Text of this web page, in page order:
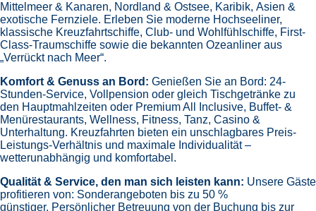
Mittelmeer & Kanaren, Nordland & Ostsee, Karibik, Asien &
exotische Fernziele. Erleben Sie moderne Hochseeliner,
klassische Kreuzfahrtschiffe, Club- und Wohlfühlschiffe, First-
Class-Traumschiffe sowie die bekannten Ozeanliner aus
„Verrückt nach Meer“.
Komfort & Genuss an Bord: Genießen Sie an Bord: 24-
Stunden-Service, Vollpension oder gleich Tischgetränke zu
den Hauptmahlzeiten oder Premium All Inclusive, Buffet- &
Menürestaurants, Wellness, Fitness, Tanz, Casino &
Unterhaltung. Kreuzfahrten bieten ein unschlagbares Preis-
Leistungs-Verhältnis und maximale Individualität –
wetterunabhängig und komfortabel.
Qualität & Service, den man sich leisten kann: Unsere Gäste
profitieren von: Sonderangeboten bis zu 50 %
günstiger, Persönlicher Betreuung von der Buchung bis zur